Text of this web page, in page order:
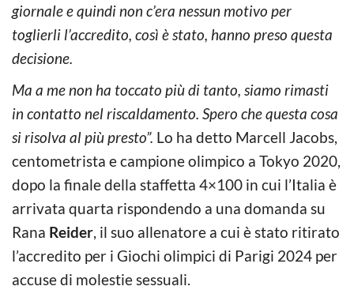
giornale e quindi non c’era nessun motivo per
toglierli l’accredito, così è stato, hanno preso questa
decisione.
Ma a me non ha toccato più di tanto, siamo rimasti
in contatto nel riscaldamento. Spero che questa cosa
si risolva al più presto”. Lo ha detto Marcell Jacobs,
centometrista e campione olimpico a Tokyo 2020,
dopo la finale della staffetta 4×100 in cui l’Italia è
arrivata quarta rispondendo a una domanda su
Rana Reider, il suo allenatore a cui è stato ritirato
l’accredito per i Giochi olimpici di Parigi 2024 per
accuse di molestie sessuali.